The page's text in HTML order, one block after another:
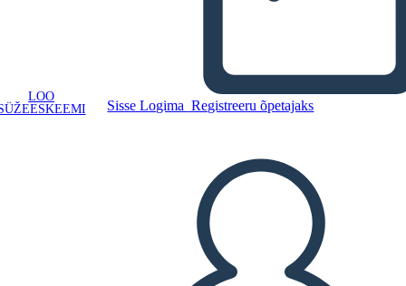
LOO
Sisse Logima Registreeru õpetajaks